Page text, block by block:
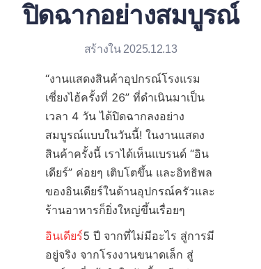
ปิดฉากอย่างสมบูรณ์
สร้างใน 2025.12.13
“งานแสดงสินค้าอุปกรณ์โรงแรม
เซี่ยงไฮ้ครั้งที่ 26” ที่ดำเนินมาเป็น
เวลา 4 วัน ได้ปิดฉากลงอย่าง
สมบูรณ์แบบในวันนี้! ในงานแสดง
สินค้าครั้งนี้ เราได้เห็นแบรนด์ “อิน
เดียร์” ค่อยๆ เติบโตขึ้น และอิทธิพล
ของอินเดียร์ในด้านอุปกรณ์ครัวและ
ร้านอาหารก็ยิ่งใหญ่ขึ้นเรื่อยๆ
อินเดียร์5 ปี จากที่ไม่มีอะไร สู่การมี
อยู่จริง จากโรงงานขนาดเล็ก สู่
เกี่ยวกับเรา